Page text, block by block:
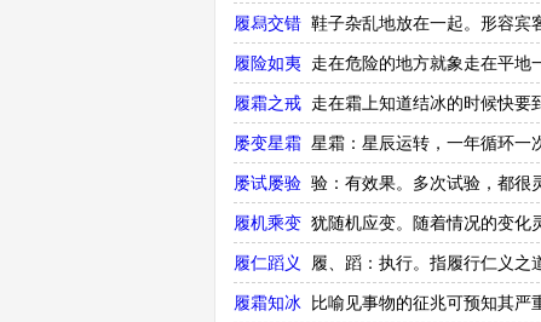
履舄交错 鞋子杂乱地放在一起。形容宾
履险如夷 走在危险的地方就象走在平地
履霜之戒 走在霜上知道结冰的时候快要
屡变星霜 星霜：星辰运转，一年循环一
屡试屡验 验：有效果。多次试验，都很
履机乘变 犹随机应变。随着情况的变化
履仁蹈义 履、蹈：执行。指履行仁义之
履霜知冰 比喻见事物的征兆可预知其严